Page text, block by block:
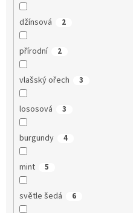
džínsová 2
přírodní 2
vlašský ořech 3
lososová 3
burgundy 4
mint 5
světle šedá 6